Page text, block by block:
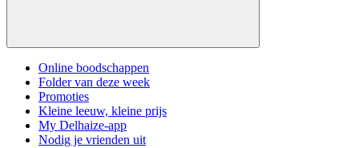
Online boodschappen
Folder van deze week
Promoties
Kleine leeuw, kleine prijs
My Delhaize-app
Nodig je vrienden uit